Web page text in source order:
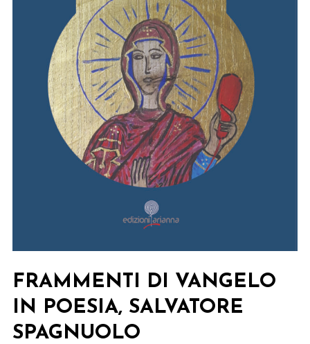
FRAMMENTI DI VANGELO
IN POESIA, SALVATORE
SPAGNUOLO